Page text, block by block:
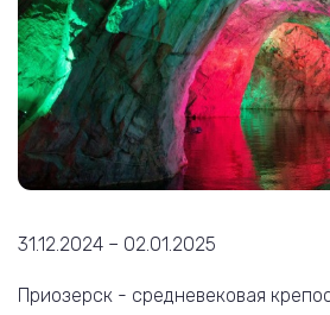
31.12.2024 – 02.01.2025
Приозерск - средневековая